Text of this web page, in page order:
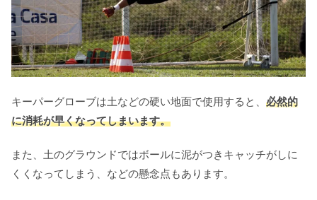
キーパーグローブは土などの硬い地面で使用すると、 必然的
に消耗が早くなってしまいます。
また、土のグラウンドではボールに泥がつきキャッチがしに
くくなってしまう、などの懸念点もあります。